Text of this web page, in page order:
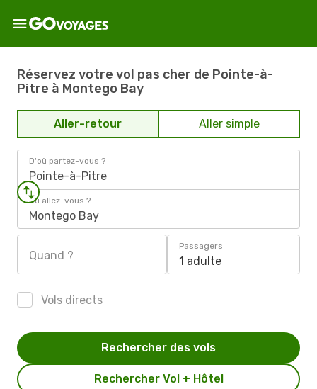
Réservez votre vol pas cher de Pointe-à-
Pitre à Montego Bay
Aller-retour Aller simple
D'où partez-vous ?
Pointe-à-Pitre
Où allez-vous ?
Montego Bay
Quand ?
Passagers
1 adulte
Vols directs
Rechercher Vol + Hôtel
Rechercher des vols